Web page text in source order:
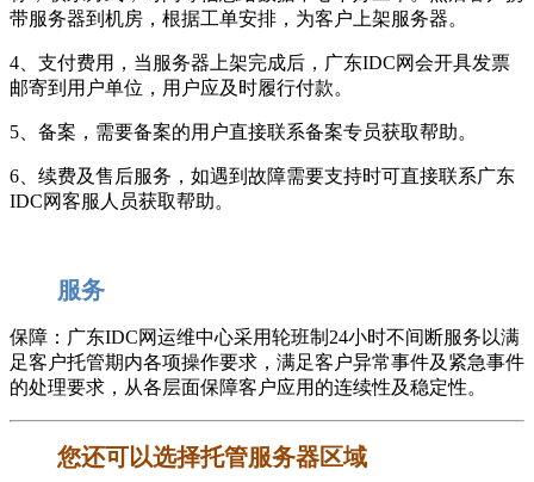
带服务器到机房，根据工单安排，为客户上架服务器。
4、支付费用，当服务器上架完成后，广东IDC网会开具发票
邮寄到用户单位，用户应及时履行付款。
5、备案，需要备案的用户直接联系备案专员获取帮助。
6、续费及售后服务，如遇到故障需要支持时可直接联系广东
IDC网客服人员获取帮助。
服务
保障：广东IDC网运维中心采用轮班制24小时不间断服务以满
足客户托管期内各项操作要求，满足客户异常事件及紧急事件
的处理要求，从各层面保障客户应用的连续性及稳定性。
您还可以选择托管服务器区域